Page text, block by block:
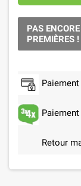
PAS
PREMIÈRES !
Retour